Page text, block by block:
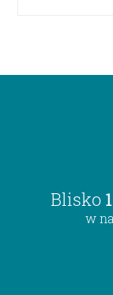
Blisko
w